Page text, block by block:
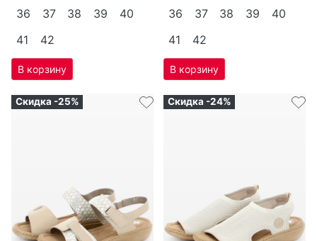
36 37 38 39
40
41
42
36 37 38 39
40
41
42
Скидка -25% Скидка -24%